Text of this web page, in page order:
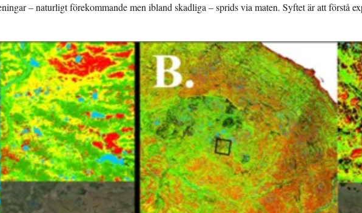
– naturligt förekommande men ibland skadliga – sprids via maten. Syftet är att förstå